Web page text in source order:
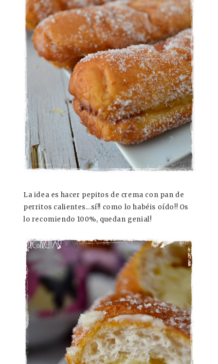
La idea es hacer pepitos de crema con pan de
perritos calientes...sí!! como lo habéis oído!! Os
lo recomiendo 100%, quedan genial!